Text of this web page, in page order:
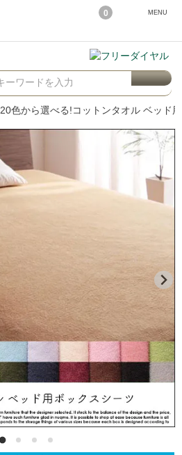
0 MENU
20色から選べる!コットンタオル ベッド